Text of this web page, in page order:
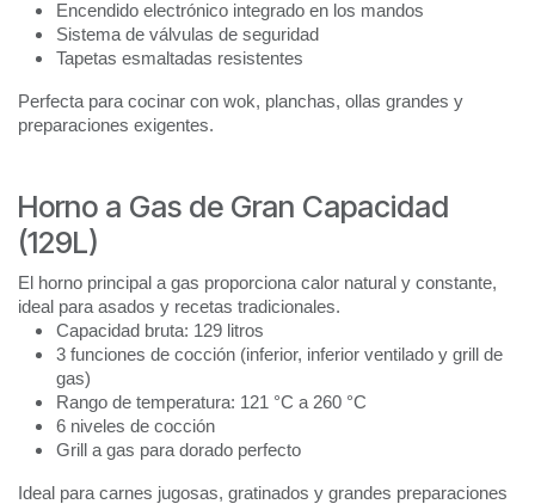
Encendido electrónico integrado en los mandos
Sistema de válvulas de seguridad
Tapetas esmaltadas resistentes
Perfecta para cocinar con wok, planchas, ollas grandes y
preparaciones exigentes.
Horno a Gas de Gran Capacidad
(129L)
El horno principal a gas proporciona calor natural y constante,
ideal para asados y recetas tradicionales.
Capacidad bruta: 129 litros
3 funciones de cocción (inferior, inferior ventilado y grill de
gas)
Rango de temperatura: 121 °C a 260 °C
6 niveles de cocción
Grill a gas para dorado perfecto
Ideal para carnes jugosas, gratinados y grandes preparaciones